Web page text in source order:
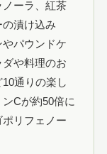
ノーラ、紅茶
漬け込み
パウンドケ
や料理のお
通りの楽し
Cが約50倍に
リフェノー